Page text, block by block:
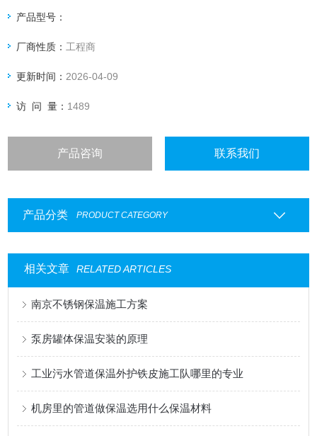
设备不断更新换代、技术改造，并且引进了美国先进的管道防
产品型号：
厂商性质： 工程商
更新时间： 2026-04-09
访 问 量： 1489
产品咨询 联系我们
产品分类 PRODUCT CATEGORY
相关文章 RELATED ARTICLES
南京不锈钢保温施工方案
泵房罐体保温安装的原理
工业污水管道保温外护铁皮施工队哪里的专业
机房里的管道做保温选用什么保温材料